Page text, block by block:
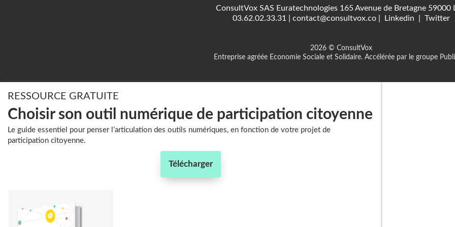
ConsultVox SAS Euratechnologies 165 Avenue de Bretagne 59000
03.62.02.33.31
contact@consultvox.co Linkedin Twitter
2026 © ConsultVox
Entreprise agréée Economie Sociale et Solidaire. Accélérée par le groupe
RESSOURCE GRATUITE
Choisir son outil numérique de participation citoyenne
Le guide essentiel pour penser l’articulation des outils numériques, en fonction de votre projet de
participation citoyenne.
Télécharger